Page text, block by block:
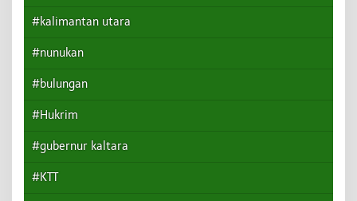
#kalimantan utara
#nunukan
#bulungan
#Hukrim
#gubernur kaltara
#KTT